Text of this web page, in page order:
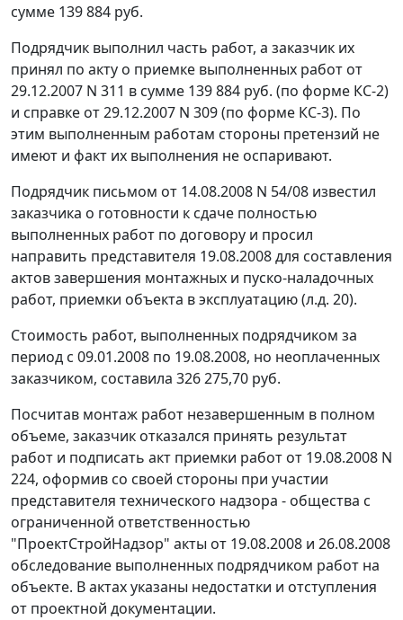
сумме 139 884 руб.
Подрядчик выполнил часть работ, а заказчик их
принял по акту о приемке выполненных работ от
29.12.2007 N 311 в сумме 139 884 руб. (по форме КС-2)
и справке от 29.12.2007 N 309 (по форме КС-3). По
этим выполненным работам стороны претензий не
имеют и факт их выполнения не оспаривают.
Подрядчик письмом от 14.08.2008 N 54/08 известил
заказчика о готовности к сдаче полностью
выполненных работ по договору и просил
направить представителя 19.08.2008 для составления
актов завершения монтажных и пуско-наладочных
работ, приемки объекта в эксплуатацию (л.д. 20).
Стоимость работ, выполненных подрядчиком за
период с 09.01.2008 по 19.08.2008, но неоплаченных
заказчиком, составила 326 275,70 руб.
Посчитав монтаж работ незавершенным в полном
объеме, заказчик отказался принять результат
работ и подписать акт приемки работ от 19.08.2008 N
224, оформив со своей стороны при участии
представителя технического надзора - общества с
ограниченной ответственностью
"ПроектСтройНадзор" акты от 19.08.2008 и 26.08.2008
обследование выполненных подрядчиком работ на
объекте. В актах указаны недостатки и отступления
от проектной документации.